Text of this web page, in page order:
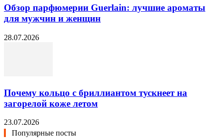
Обзор парфюмерии Guerlain: лучшие ароматы
для мужчин и женщин
28.07.2026
Почему кольцо с бриллиантом тускнеет на
загорелой коже летом
23.07.2026
Популярные посты